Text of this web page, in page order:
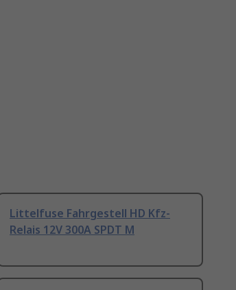
Littelfuse Fahrgestell HD Kfz-
Relais 12V 300A SPDT M